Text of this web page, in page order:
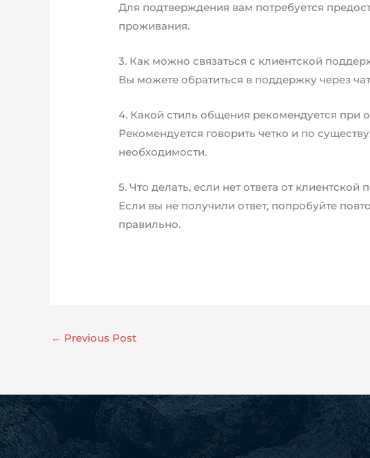
Для подтверждения вам потребуется
проживания.
3. Как можно связаться с клиентской
Вы можете обратиться в поддержку через
4. Какой стиль общения рекомендуется при
Рекомендуется говорить четко и по
необходимости.
5. Что делать, если нет ответа от клиентской
Если вы не получили ответ, попробуйте
правильно.
← Previous Post